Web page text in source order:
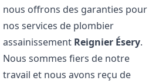
nous offrons des garanties pour
nos services de plombier
assainissement Reignier Ésery.
Nous sommes fiers de notre
travail et nous avons reçu de